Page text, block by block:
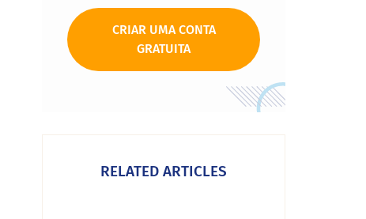
CRIAR UMA CONTA
GRATUITA
RELATED ARTICLES